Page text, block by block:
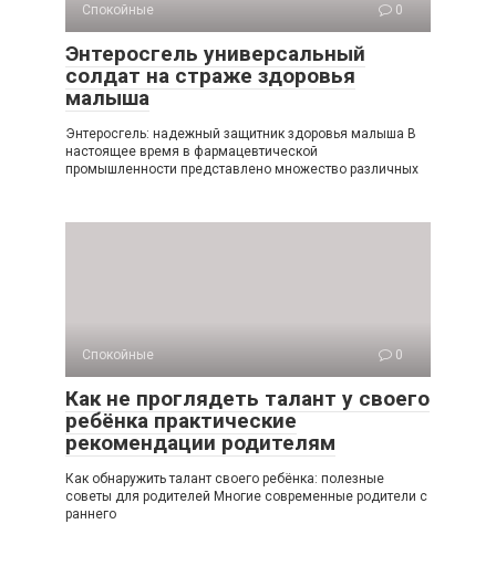
Спокойные 0
Энтеросгель универсальный
солдат на страже здоровья
малыша
Энтеросгель: надежный защитник здоровья малыша В
настоящее время в фармацевтической
промышленности представлено множество различных
Спокойные 0
Как не проглядеть талант у своего
ребёнка практические
рекомендации родителям
Как обнаружить талант своего ребёнка: полезные
советы для родителей Многие современные родители с
раннего